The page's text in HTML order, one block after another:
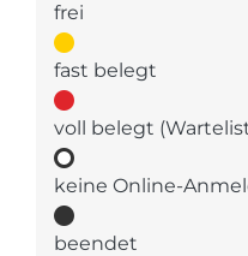
frei
fast belegt
voll belegt
keine Online-
beendet